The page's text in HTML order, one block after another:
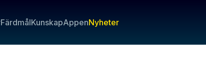
FärdmålKunskapAppenNyheter